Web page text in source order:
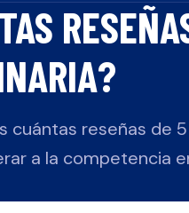
?
cuántas reseñas de
a la competencia